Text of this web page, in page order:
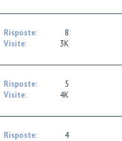
Risposte
8
Visite
3K
Risposte
5
Visite
4K
Risposte
4